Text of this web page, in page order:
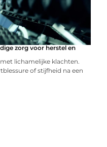
zorg voor herstel en
lichamelijke klachten.
of stijfheid na een